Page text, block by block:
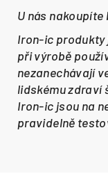
U nás nakoupíte
Iron-ic produkty
při výrobě
nezanechávají
lidskému zdraví
Iron-ic jsou na
pravidelně